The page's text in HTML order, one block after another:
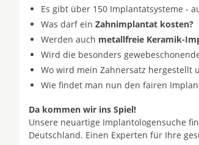
Es gibt über 150 Implantatsysteme -
Was darf ein Zahnimplantat kosten?
Werden auch metallfreie Keramik-
Wird die besonders
Wo wird mein Zahnersatz hergestellt
Wie findet man nun den fairen
Da kommen wir ins Spiel!
Unsere neuartige Implantologensuche
Deutschland. Einen Experten für Ihre